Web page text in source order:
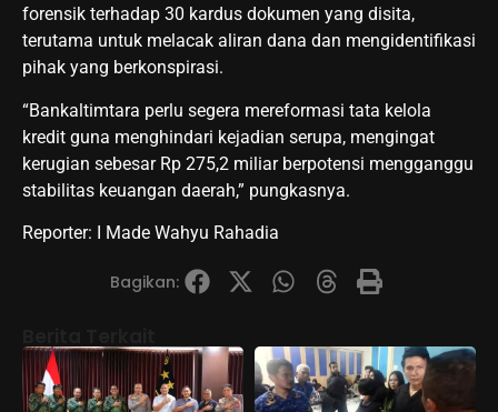
forensik terhadap 30 kardus dokumen yang disita,
terutama untuk melacak aliran dana dan mengidentifikasi
pihak yang berkonspirasi.
“Bankaltimtara perlu segera mereformasi tata kelola
kredit guna menghindari kejadian serupa, mengingat
kerugian sebesar Rp 275,2 miliar berpotensi mengganggu
stabilitas keuangan daerah,” pungkasnya.
Reporter: I Made Wahyu Rahadia
Bagikan: